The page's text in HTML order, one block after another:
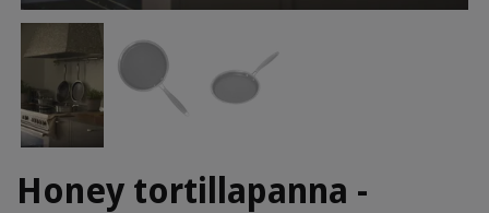
Honey tortillapanna -